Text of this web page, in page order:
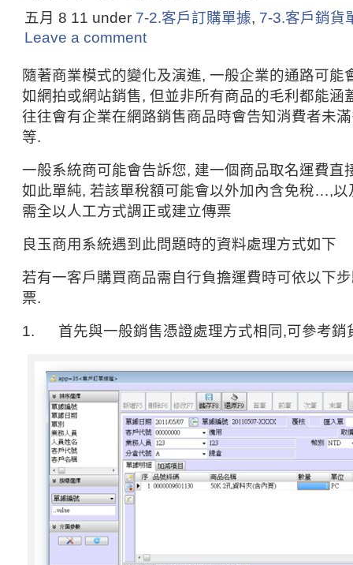
五月 8 11 under 7-2.客戶訂購單據, 7-3.客戶銷貨
Leave a comment
隨著商業模式的變化及演進, 一般企業的通路可能
如網拍或網站銷售, 但並非所有商品的毛利都能涵
往往會有企業在網路銷售商品時會告知消費者未
等.
一般系統商可能會告訴您, 建一個商品取名運費直
如此單純, 若該單稅額可能會以外加內含免稅…,以
需全以人工方式調正或建立傳票
良玉商用系統遇到此問題時的資料處理方式如下
若有一客戶購買商品需自行負擔運費時可依以下
票.
1. 首先與一般銷售憑證處理方式相同,可參考銷